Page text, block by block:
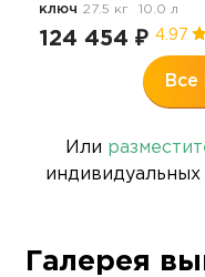
ключ 27.5 кг 10.0 л
124 454 ₽ 4.97
Или
Галерея